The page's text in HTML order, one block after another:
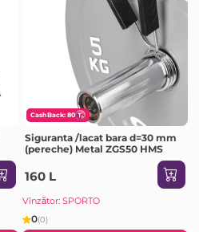
CashBack: 80
Siguranta /lacat bara d=30 mm
(pereche) Metal ZGS50 HMS
160 L
Vînzător: SPORTO
0(0)